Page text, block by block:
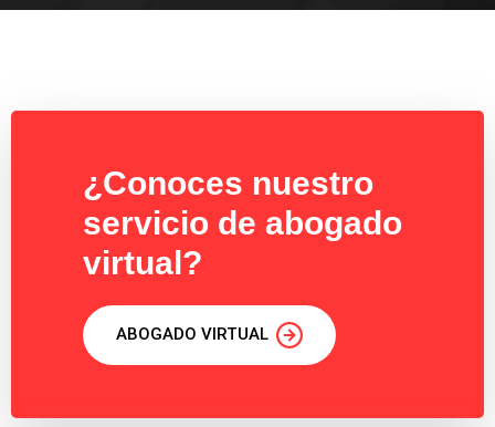
¿Conoces nuestro
servicio de abogado
virtual?
ABOGADO VIRTUAL